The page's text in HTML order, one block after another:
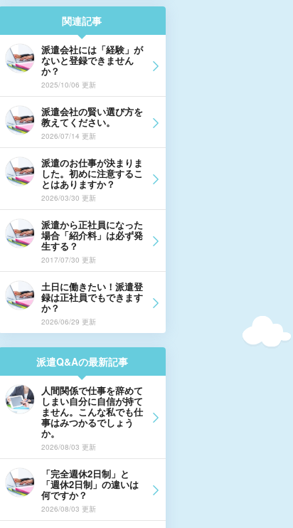
関連記事
派遣会社には「経験」が
ないと登録できません
か？
2025/10/06 更新
派遣会社の賢い選び方を
教えてください。
2026/07/14 更新
派遣のお仕事が決まりま
した。初めに注意するこ
とはありますか？
2026/03/30 更新
派遣から正社員になった
場合「紹介料」は必ず発
生する？
2017/07/30 更新
土日に働きたい！派遣登
録は正社員でもできます
か？
2026/06/29 更新
派遣Q&Aの最新記事
人間関係で仕事を辞めて
しまい自分に自信が持て
ません。こんな私でも仕
事はみつかるでしょう
か。
2026/08/03 更新
「完全週休2日制」と
「週休2日制」の違いは
何ですか？
2026/08/03 更新